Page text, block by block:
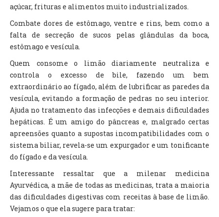
açúcar, frituras e alimentos muito industrializados.
Combate dores de estômago, ventre e rins, bem como a
falta de secreção de sucos pelas glândulas da boca,
estômago e vesícula.
Quem consome o limão diariamente neutraliza e
controla o excesso de bile, fazendo um bem
extraordinário ao fígado, além de lubrificar as paredes da
vesícula, evitando a formação de pedras no seu interior.
Ajuda no tratamento das infecções e demais dificuldades
hepáticas. É um amigo do pâncreas e, malgrado certas
apreensões quanto a supostas incompatibilidades com o
sistema biliar, revela-se um expurgador e um tonificante
do fígado e da vesícula.
Interessante ressaltar que a milenar medicina
Ayurvédica, a mãe de todas as medicinas, trata a maioria
das dificuldades digestivas com receitas à base de limão.
Vejamos o que ela sugere para tratar: